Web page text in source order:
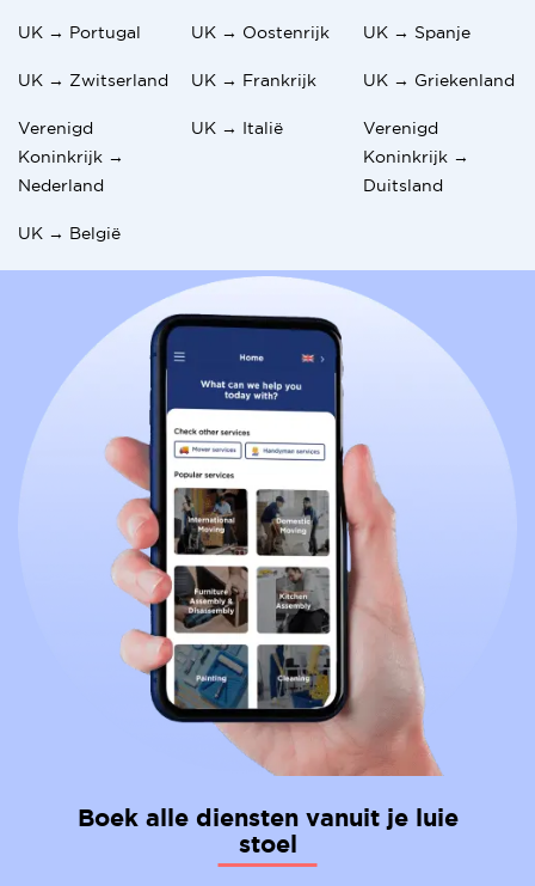
UK → Portugal UK → Oostenrijk UK → Spanje
UK → Zwitserland UK → Frankrijk UK → Griekenland
Verenigd
Koninkrijk →
Nederland
UK → Italië
Verenigd
Koninkrijk →
Duitsland
UK → België
Boek alle diensten vanuit je luie
stoel